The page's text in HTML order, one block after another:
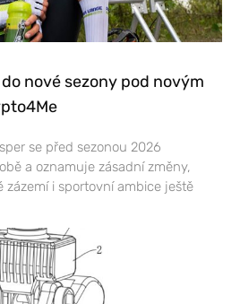
nové sezony pod novým
se před sezonou 2026
a oznamuje zásadní změny,
zázemí i sportovní ambice ještě